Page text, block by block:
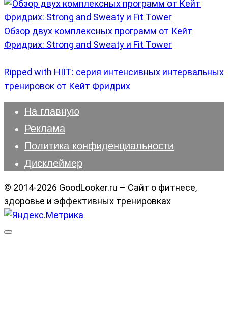
Обзор двух комплексных программ от Кейт
Фридрих: Strong and Sweaty и Fit Tower
Ripped with HIIT: серия интенсивных интервальных
тренировок от Кейт Фридрих
На главную
Реклама
Политика конфиденциальности
Дисклеймер
© 2014-2026 GoodLooker.ru – Сайт о фитнесе,
здоровье и эффективных тренировках